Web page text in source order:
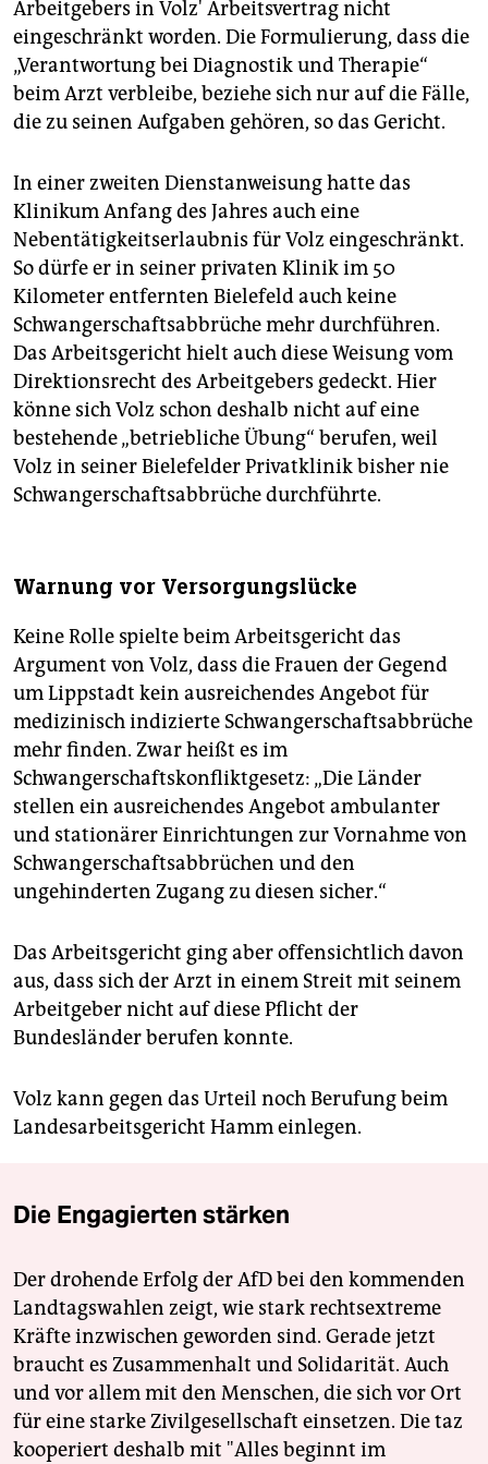
Arbeitgebers in Volz' Arbeitsvertrag nicht
eingeschränkt worden. Die Formulierung, dass die
„Verantwortung bei Diagnostik und Therapie“
beim Arzt verbleibe, beziehe sich nur auf die Fälle,
die zu seinen Aufgaben gehören, so das Gericht.
In einer zweiten Dienstanweisung hatte das
Klinikum Anfang des Jahres auch eine
Nebentätigkeitserlaubnis für Volz eingeschränkt.
So dürfe er in seiner privaten Klinik im 50
Kilometer entfernten Bielefeld auch keine
Schwangerschaftsabbrüche mehr durchführen.
Das Arbeitsgericht hielt auch diese Weisung vom
Direktionsrecht des Arbeitgebers gedeckt. Hier
könne sich Volz schon deshalb nicht auf eine
bestehende „betriebliche Übung“ berufen, weil
Volz in seiner Bielefelder Privatklinik bisher nie
Schwangerschaftsabbrüche durchführte.
Warnung vor Versorgungslücke
Keine Rolle spielte beim Arbeitsgericht das
Argument von Volz, dass die Frauen der Gegend
um Lippstadt kein ausreichendes Angebot für
medizinisch indizierte Schwangerschaftsabbrüche
mehr finden. Zwar heißt es im
Schwangerschaftskonfliktgesetz: „Die Länder
stellen ein ausreichendes Angebot ambulanter
und stationärer Einrichtungen zur Vornahme von
Schwangerschaftsabbrüchen und den
ungehinderten Zugang zu diesen sicher.“
Das Arbeitsgericht ging aber offensichtlich davon
aus, dass sich der Arzt in einem Streit mit seinem
Arbeitgeber nicht auf diese Pflicht der
Bundesländer berufen konnte.
Volz kann gegen das Urteil noch Berufung beim
Landesarbeitsgericht Hamm einlegen.
Die Engagierten stärken
Der drohende Erfolg der AfD bei den kommenden
Landtagswahlen zeigt, wie stark rechtsextreme
Kräfte inzwischen geworden sind. Gerade jetzt
braucht es Zusammenhalt und Solidarität. Auch
und vor allem mit den Menschen, die sich vor Ort
für eine starke Zivilgesellschaft einsetzen. Die taz
kooperiert deshalb mit "Alles beginnt im